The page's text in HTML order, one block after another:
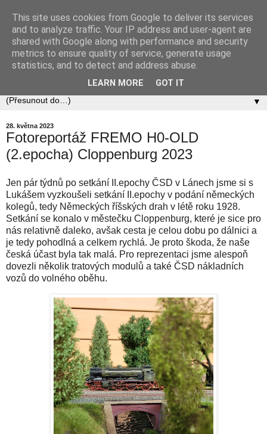
Zababov H0
Spolek Zababov - spolek železničních modelářů zabývající
se stavbou modelové železnice v měřítku 1:87.
▼
28. května 2023
Fotoreportáž FREMO H0-OLD
(2.epocha) Cloppenburg 2023
Jen pár týdnů po setkání II.epochy ČSD v Lánech jsme si s
Lukášem vyzkoušeli setkání II.epochy v podání německých
kolegů, tedy Německých říšských drah v létě roku 1928.
Setkání se konalo v městečku Cloppenburg, které je sice pro
nás relativně daleko, avšak cesta je celou dobu po dálnici a
je tedy pohodlná a celkem rychlá. Je proto škoda, že naše
česká účast byla tak malá. Pro reprezentaci jsme alespoň
dovezli několik tratových modulů a také ČSD nákladních
vozů do volného oběhu.
This site uses cookies from Google to deliver its services
and to analyze traffic. Your IP address and user-agent are
shared with Google along with performance and security
metrics to ensure quality of service, generate usage
statistics, and to detect and address abuse.
LEARN MORE GOT IT